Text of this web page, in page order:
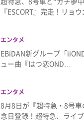
『ESCORT』完走！リョ
エンタメ
EBiDAN新グループ「
ュー曲『はつ恋OND…
エンタメ
8月8日が『超特急・8号
念日登録！超特急、ライ